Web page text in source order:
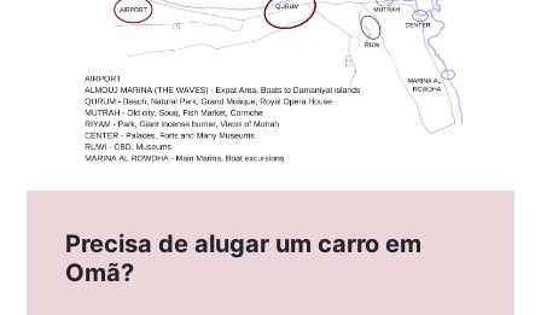
Precisa de alugar um carro em
Omã?